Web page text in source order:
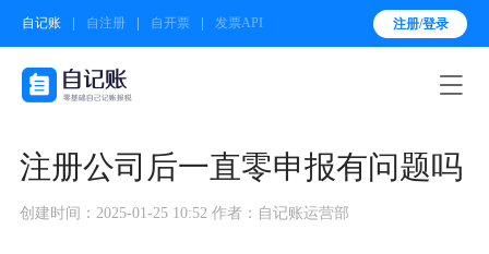
自记账 自注册 自开票 发票API 注册/登录

注册公司后一直零申报有问题吗
创建时间：2025-01-25 10:52 作者：自记账运营部